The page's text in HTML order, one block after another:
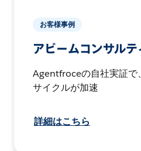
お客様事例
アビームコンサル
Agentfroceの自社実証で
サイクルが加速
詳細はこちら